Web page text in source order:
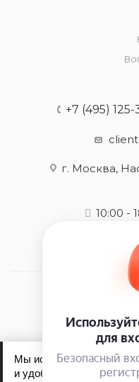
+7 (495)
г. Москва,
10:00 -
2026 © Mens-
Мы используем файлы
и удобнее для вас.